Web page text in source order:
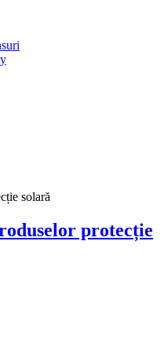
solară
protecție